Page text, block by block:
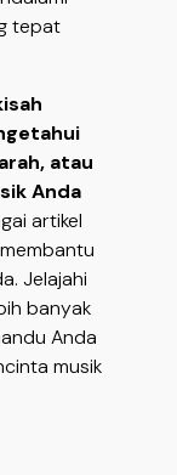
tepat
atau
Anda
artikel
Jelajahi
banyak
Anda
musik